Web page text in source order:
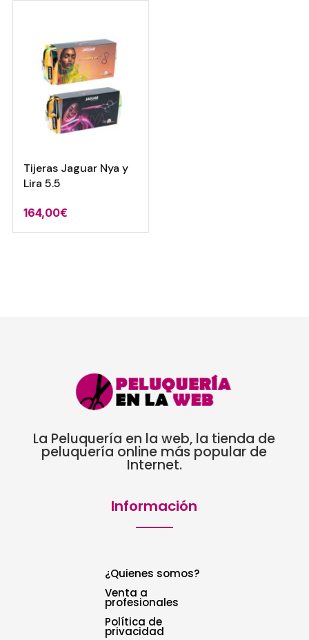
Tijeras Jaguar Nya y
Lira 5.5
164,00€
La Peluquería en la web, la tienda de
peluquería online más popular de
Internet.
Información
¿Quienes somos?
Venta a
profesionales
Política de
privacidad